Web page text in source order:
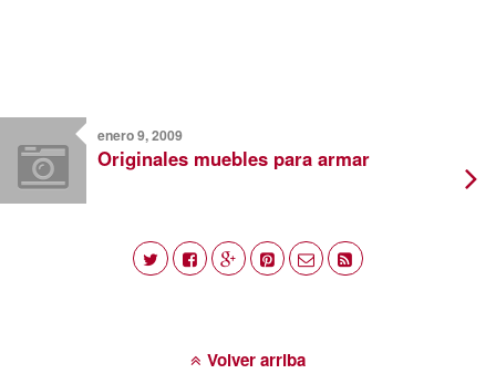
enero 9, 2009
Originales muebles para armar
Volver arriba